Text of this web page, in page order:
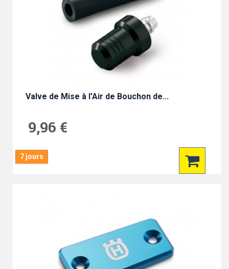
Valve de Mise à l'Air de Bouchon de...
9,96 €
7 jours